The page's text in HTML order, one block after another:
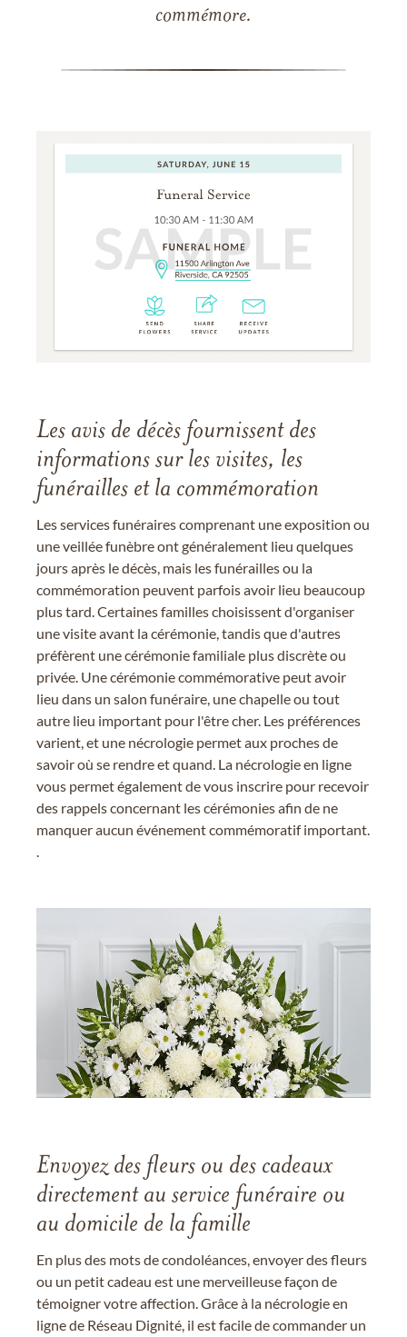
commémore.
Les avis de décès fournissent des
informations sur les visites, les
funérailles et la commémoration
Les services funéraires comprenant une exposition ou
une veillée funèbre ont généralement lieu quelques
jours après le décès, mais les funérailles ou la
commémoration peuvent parfois avoir lieu beaucoup
plus tard. Certaines familles choisissent d'organiser
une visite avant la cérémonie, tandis que d'autres
préfèrent une cérémonie familiale plus discrète ou
privée. Une cérémonie commémorative peut avoir
lieu dans un salon funéraire, une chapelle ou tout
autre lieu important pour l'être cher. Les préférences
varient, et une nécrologie permet aux proches de
savoir où se rendre et quand. La nécrologie en ligne
vous permet également de vous inscrire pour recevoir
des rappels concernant les cérémonies afin de ne
manquer aucun événement commémoratif important.
Envoyez des fleurs ou des cadeaux
directement au service funéraire ou
au domicile de la famille
En plus des mots de condoléances, envoyer des fleurs
ou un petit cadeau est une merveilleuse façon de
témoigner votre affection. Grâce à la nécrologie en
ligne de Réseau Dignité, il est facile de commander un